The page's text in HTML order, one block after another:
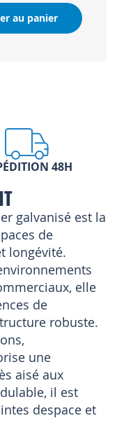
au panier
48H
galvanisé est la
de
longévité.
elle
de
robuste.
une
aisé aux
il est
despace et